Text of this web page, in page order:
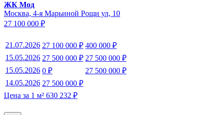
ЖК Мод
Москва, 4-я Марьиной Рощи ул, 10
27 100 000 ₽
21.07.2026 27 100 000 ₽ 400 000 ₽
15.05.2026 27 500 000 ₽ 27 500 000 ₽
15.05.2026 0 ₽
27 500 000 ₽
14.05.2026 27 500 000 ₽
Цена за 1 м² 630 232 ₽